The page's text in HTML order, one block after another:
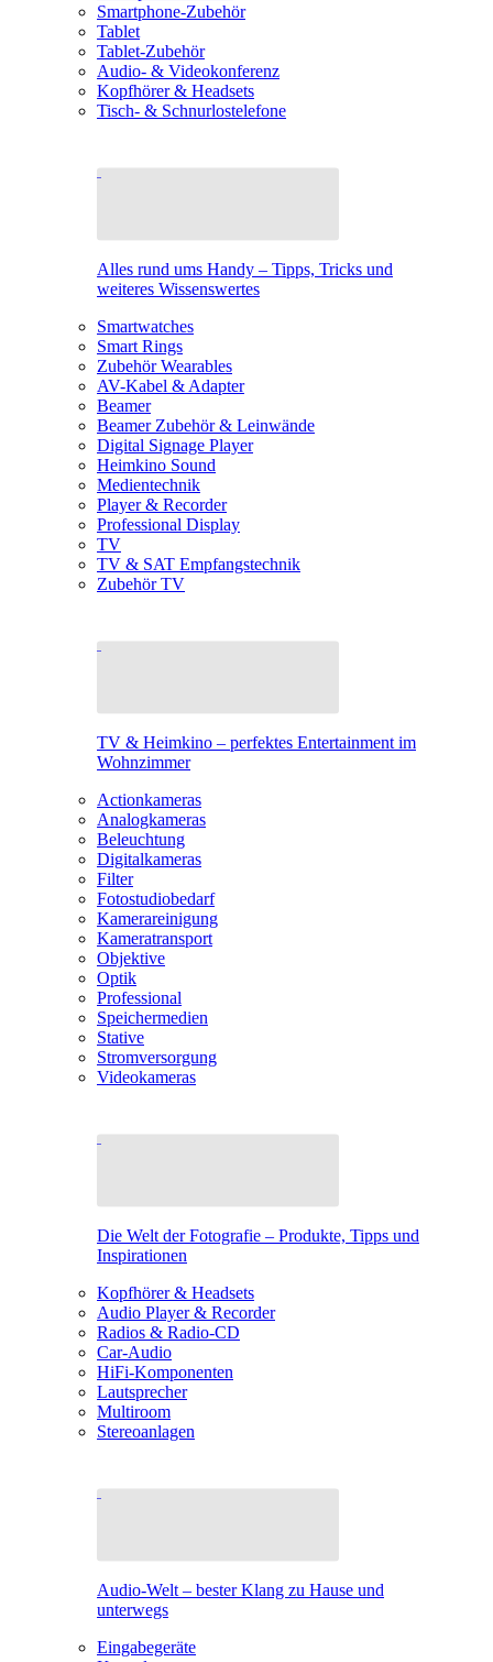
Smartphone-Zubehör
Tablet
Tablet-Zubehör
Audio- & Videokonferenz
Kopfhörer & Headsets
Tisch- & Schnurlostelefone
Alles rund ums Handy – Tipps, Tricks und
weiteres Wissenswertes
Smartwatches
Smart Rings
Zubehör Wearables
AV-Kabel & Adapter
Beamer
Beamer Zubehör & Leinwände
Digital Signage Player
Heimkino Sound
Medientechnik
Player & Recorder
Professional Display
TV
TV & SAT Empfangstechnik
Zubehör TV
TV & Heimkino – perfektes Entertainment im
Wohnzimmer
Actionkameras
Analogkameras
Beleuchtung
Digitalkameras
Filter
Fotostudiobedarf
Kamerareinigung
Kameratransport
Objektive
Optik
Professional
Speichermedien
Stative
Stromversorgung
Videokameras
Die Welt der Fotografie – Produkte, Tipps und
Inspirationen
Kopfhörer & Headsets
Audio Player & Recorder
Radios & Radio-CD
Car-Audio
HiFi-Komponenten
Lautsprecher
Multiroom
Stereoanlagen
Audio-Welt – bester Klang zu Hause und
unterwegs
Eingabegeräte